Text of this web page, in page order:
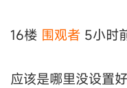
16楼 围观者 5小时
应该是哪里没设置